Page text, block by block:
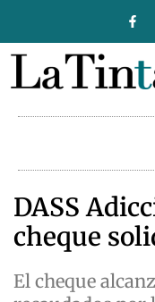
DASS
cheque
El cheque